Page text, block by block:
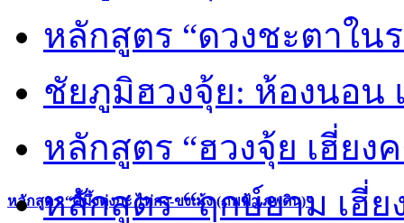
หลักสูตร “คี้มึ้งตุ่งกะ ไท่กง-ขงเม้ง (ภพฟ้า ภพดิน)”
หลักสูตร “ดวงชะตาใน
ชัยภูมิฮวงจุ้ย: ห้องนอน
หลักสูตร “ฮวงจุ้ย เฮี่ยง
หลักสูตร “ฤกษ์ยาม เฮี่ย